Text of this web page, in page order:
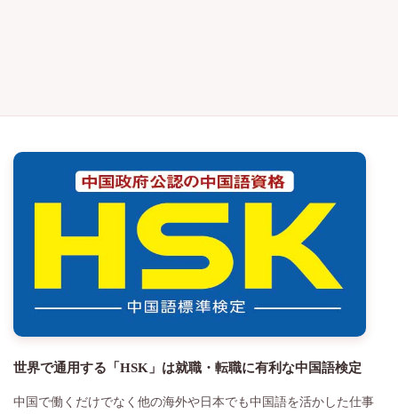
世界で通用する「HSK」は就職・転職に有利な中国語検定
中国で働くだけでなく他の海外や日本でも中国語を活かした仕事